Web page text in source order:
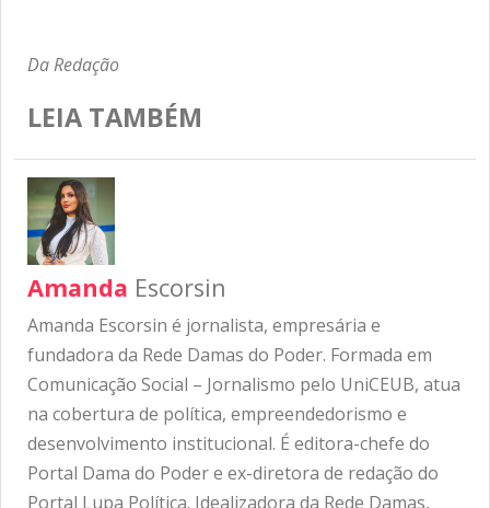
Da Redação
LEIA TAMBÉM
Amanda Escorsin
Amanda Escorsin é jornalista, empresária e
fundadora da Rede Damas do Poder. Formada em
Comunicação Social – Jornalismo pelo UniCEUB, atua
na cobertura de política, empreendedorismo e
desenvolvimento institucional. É editora-chefe do
Portal Dama do Poder e ex-diretora de redação do
Portal Lupa Política. Idealizadora da Rede Damas,